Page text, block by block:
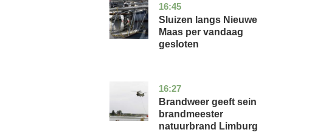
16:45
zuid-
holland
nieuws
Sluizen langs Nieuwe
Maas per vandaag
gesloten
16:27
limburg
nieuws
Brandweer geeft sein
brandmeester
natuurbrand Limburg